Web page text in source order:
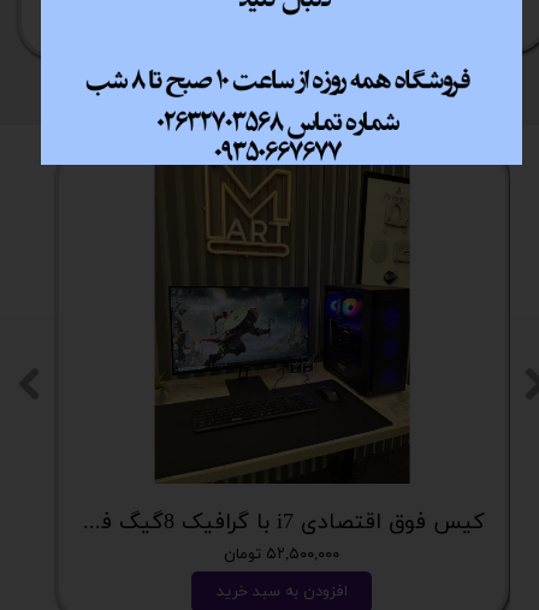
کیس فوق اقتصادی i7 با گرافیک 8گیگ فوق اکونومی کد 2162
۵۲,۵۰۰,۰۰۰ تومان
افزودن به سبد خرید